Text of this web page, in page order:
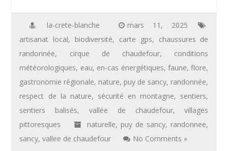
la-crete-blanche
mars 11, 2025
artisanat local, biodiversité, carte gps, chaussures de
randonnée, cirque de chaudefour, conditions
météorologiques, eau, en-cas énergétiques,faune,flore,
gastronomie régionale, nature, puy de sancy, randonnée,
respect de la nature, sécurité en montagne, sentiers,
sentiers balisés,vallée de chaudefour,villages
pittoresques
naturelle, puy de sancy, randonnee,
sancy,vallee de chaudefour No Comments »